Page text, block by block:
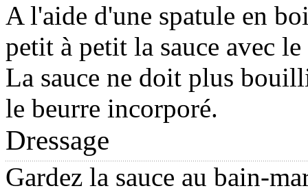
A l'aide d'une spatule en
petit à petit la sauce avec
La sauce ne doit plus
le beurre incorporé.
Dressage
Gardez la sauce au bain-